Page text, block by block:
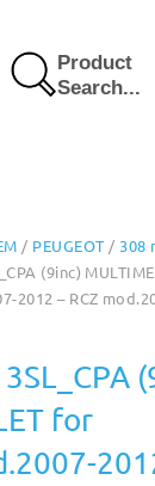
Product
Search...
/ PEUGEOT/ 308
(9inc)
2012 – RCZ
for